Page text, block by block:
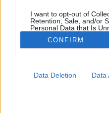
I want to opt-out of
Retention, Sale, and/or
Personal Data that Is
Purposes for which it
Opted Out
CONFIRM
Data Deletion Data
Konyhai alapanyagok
2026. július 03. 10:54